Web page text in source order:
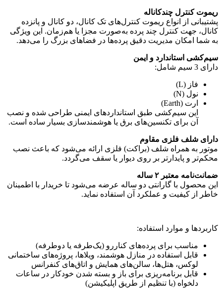
ریموت کنترل چندکاناله
پشتیبانی از انواع ریموت کنترل‌های تک کانال، دو کانال و پانزده
کانال، جهت کنترل چند پرده به‌صورت مجزا یا هم‌زمان. این ویژگی
به شما امکان مدیریت دقیق پرده‌ها در فضاهای بزرگ را می‌دهد.
سیم‌کشی استاندارد و ایمن
دارای 3 سیم شامل:
فاز (L)
نول (N)
ارت (Earth)
این سیم‌کشی طبق استانداردهای ایمنی طراحی شده و نصب
آن برای تکنسین‌های برق یا هوشمندسازی بسیار ساده است.
دارای شلف فلزی مقاوم
موتور به همراه شلف (براکت) فلزی ارائه می‌شود که باعث نصب
محکم‌تر و پایدارتر بر روی دیوار یا سقف می‌گردد.
ضمانت‌نامه معتبر ۲ ساله
این محصول با گارانتی دو ساله عرضه می‌شود تا خریدار با اطمینان
خاطر از کیفیت و عملکرد آن استفاده نماید.
کاربردها و موارد استفاده:
مناسب برای پرده‌های کناررو (یک‌طرفه یا دوطرفه)
قابل استفاده در منازل هوشمند، ویلاها، پروژه‌های ساختمانی
لوکس، هتل‌ها، سالن‌های همایش و اتاق‌های کنفرانس
قابل برنامه‌ریزی برای باز و بسته شدن خودکار در ساعات
دلخواه (با تنظیم از طریق اپلیکیشن)